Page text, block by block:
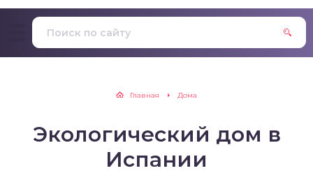
Главная Дома
Экологический дом в
Испании